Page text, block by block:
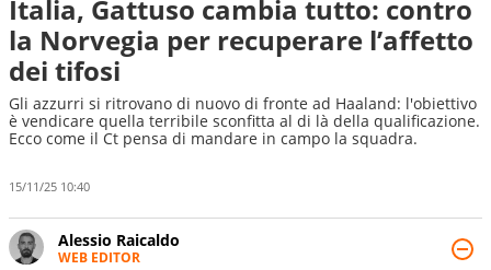
Italia, Gattuso cambia tutto: contro
la Norvegia per recuperare l’affetto
dei tifosi
Gli azzurri si ritrovano di nuovo di fronte ad Haaland: l'obiettivo
è vendicare quella terribile sconfitta al di là della qualificazione.
Ecco come il Ct pensa di mandare in campo la squadra.
15/11/25 10:40
Alessio Raicaldo
WEB EDITOR